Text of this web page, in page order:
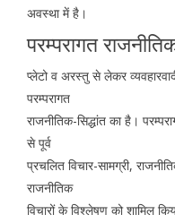
अवस्था में है।
परम्परागत
प्लेटो व अरस्तु से लेकर
परम्परागत
राजनीतिक-सिद्धांत का है।
से पूर्व
प्रचलित विचार-सामग्री,
राजनीतिक
विचारों के विश्लेषण को शामिल